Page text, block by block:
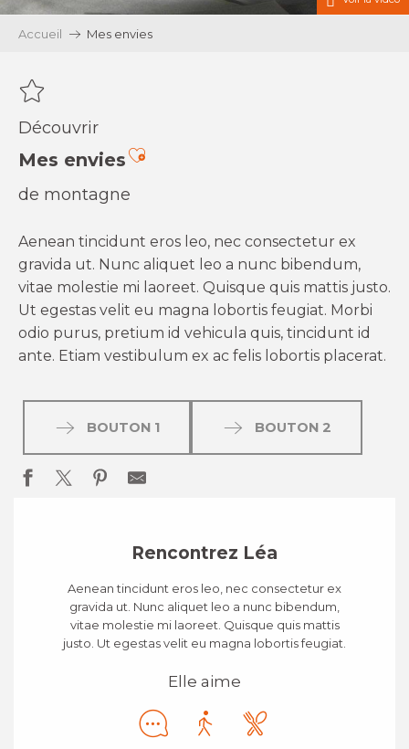
Accueil Mes envies
Découvrir
Mes enviesAjouter aux favoris
de montagne
Aenean tincidunt eros leo, nec consectetur ex
gravida ut. Nunc aliquet leo a nunc bibendum,
vitae molestie mi laoreet. Quisque quis mattis justo.
Ut egestas velit eu magna lobortis feugiat. Morbi
odio purus, pretium id vehicula quis, tincidunt id
ante. Etiam vestibulum ex ac felis lobortis placerat.
BOUTON 1 BOUTON 2
Rencontrez Léa
Aenean tincidunt eros leo, nec consectetur ex
gravida ut. Nunc aliquet leo a nunc bibendum,
vitae molestie mi laoreet. Quisque quis mattis
justo. Ut egestas velit eu magna lobortis feugiat.
Elle aime